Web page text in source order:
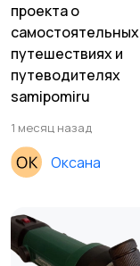
проекта о
самостоятельных
путешествиях и
путеводителях
samipomiru
1 месяц назад
Оксана